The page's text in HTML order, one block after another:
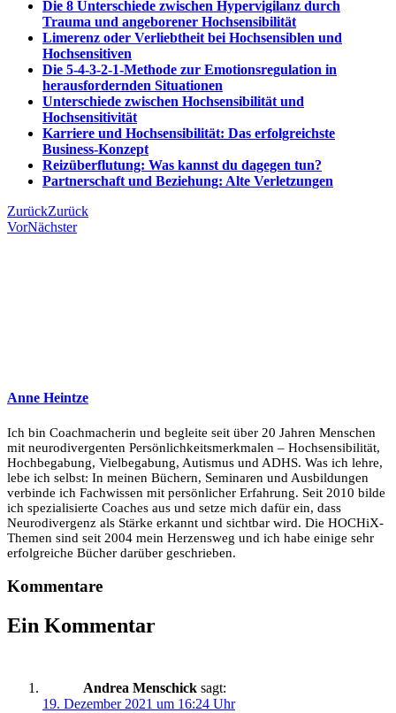
Die 8 Unterschiede zwischen Hypervigilanz durch
Trauma und angeborener Hochsensibilität
Limerenz oder Verliebtheit bei Hochsensiblen und
Hochsensitiven
Die 5-4-3-2-1-Methode zur Emotionsregulation in
herausfordernden Situationen
Unterschiede zwischen Hochsensibilität und
Hochsensitivität
Karriere und Hochsensibilität: Das erfolgreichste
Business-Konzept
Reizüberflutung: Was kannst du dagegen tun?
Partnerschaft und Beziehung: Alte Verletzungen
ZurückZurück
VorNächster
Anne Heintze
Ich bin Coachmacherin und begleite seit über 20 Jahren Menschen
mit neurodivergenten Persönlichkeitsmerkmalen – Hochsensibilität,
Hochbegabung, Vielbegabung, Autismus und ADHS. Was ich lehre,
lebe ich selbst: In meinen Büchern, Seminaren und Ausbildungen
verbinde ich Fachwissen mit persönlicher Erfahrung. Seit 2010 bilde
ich spezialisierte Coaches aus und setze mich dafür ein, dass
Neurodivergenz als Stärke erkannt und sichtbar wird. Die HOCHiX-
Themen sind seit 2004 mein Herzensweg und ich habe einige sehr
erfolgreiche Bücher darüber geschrieben.
Kommentare
Ein Kommentar
Andrea Menschick sagt:
19. Dezember 2021 um 16:24 Uhr